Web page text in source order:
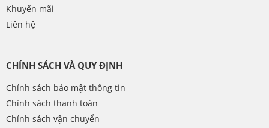
Khuyến mãi
Liên hệ
CHÍNH SÁCH VÀ QUY ĐỊNH
Chính sách bảo mật thông tin
Chính sách thanh toán
Chính sách vận chuyển